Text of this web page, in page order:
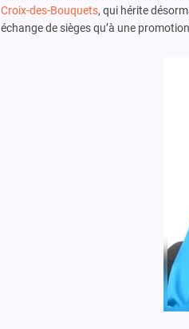
Croix-des-Bouquets, qui hérite
échange de sièges qu’à une